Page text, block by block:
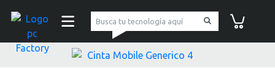
pc Factory